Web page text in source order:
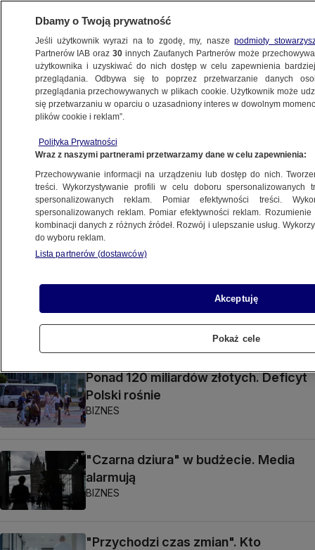
BUDŻET PAŃSTWA
Polacy płacą, państwo wydaje.
Przede wszystkim na emerytury
BIZNES
Spór o fundusze pozabudżetowe.
"Nic nie zmieniliście" czy "wszystkie
są liczone"
Michał Istel
Dług Skarbu Państwa w górę. Nowe
dane
BIZNES
Ponad 120 miliardów złotych. Deficyt
Polski rośnie
BIZNES
"Czarna dziura" w budżecie. Media
alarmują
BIZNES
"Przychodzi czas zmian". Kto
Dbamy o Twoją prywatność
Jeśli użytkownik wyrazi na to zgodę, my, naszepodmioty
Partnerów IAB oraz30 innych Zaufanych Partnerów może
użytkownika i uzyskiwać do nich dostęp w celu zapewnienia
przeglądania. Odbywa się to poprzez przetwarzanie danych
przeglądania przechowywanych w plikach cookie. Użytkownik może
się przetwarzaniu w oparciu o uzasadniony interes w dowolnym
plików cookie i reklam”.
Polityka Prywatności
Wraz z naszymi partnerami przetwarzamy dane w celu zapewnienia:
Przechowywanie informacji na urządzeniu lub dostęp do nich.
treści. Wykorzystywanie profili w celu doboru spersonalizowanych
spersonalizowanych reklam. Pomiar efektywności treści.
spersonalizowanych reklam. Pomiar efektywności reklam.
kombinacji danych z różnych źródeł. Rozwój i ulepszanie usług.
do wyboru reklam.
Lista partnerów (dostawców)
Akceptuję
Pokaż cele